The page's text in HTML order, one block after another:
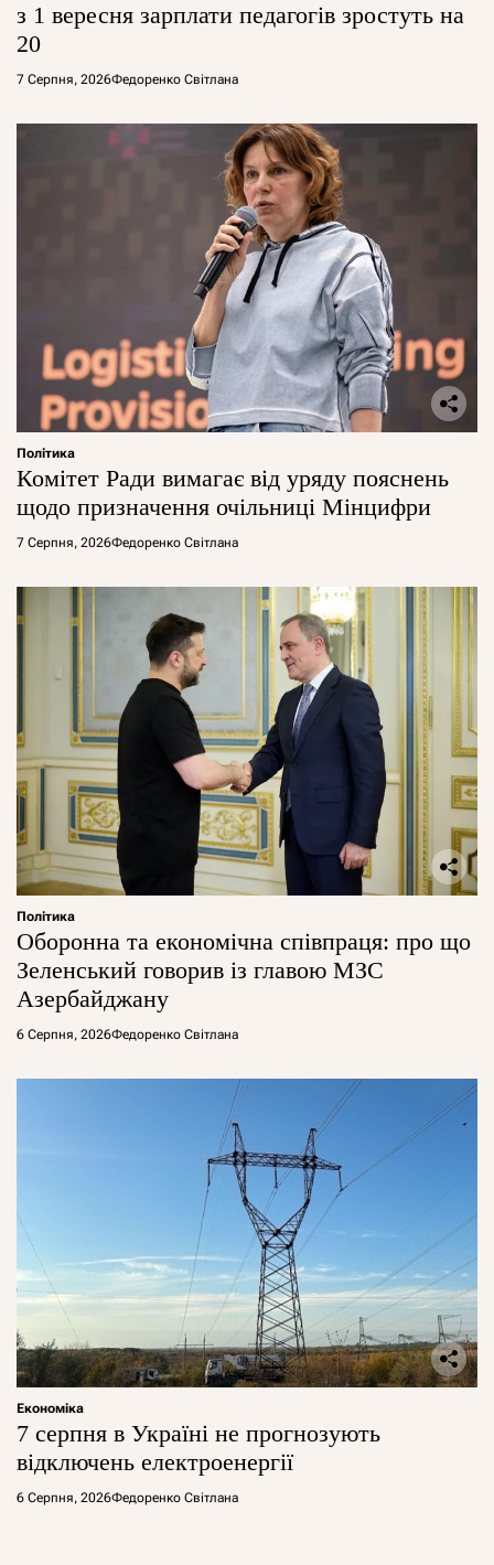
з 1 вересня зарплати педагогів зростуть на
20
7 Серпня, 2026Федоренко Світлана
Політика
Комітет Ради вимагає від уряду пояснень
щодо призначення очільниці Мінцифри
7 Серпня, 2026Федоренко Світлана
Політика
Оборонна та економічна співпраця: про що
Зеленський говорив із главою МЗС
Азербайджану
6 Серпня, 2026Федоренко Світлана
Економіка
7 серпня в Україні не прогнозують
відключень електроенергії
6 Серпня, 2026Федоренко Світлана